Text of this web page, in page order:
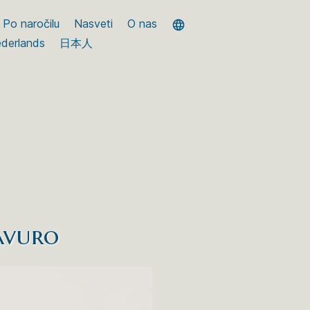
Po naročilu Nasveti
O nas
日本人